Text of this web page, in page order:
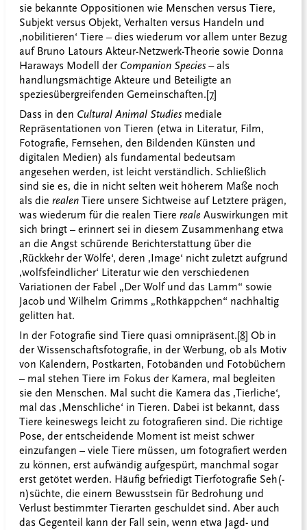
sie bekannte Oppositionen wie Menschen versus Tiere,
Subjekt versus Objekt, Verhalten versus Handeln und
‚nobilitieren‘ Tiere – dies wiederum vor allem unter Bezug
auf Bruno Latours Akteur-Netzwerk-Theorie sowie Donna
Haraways Modell der Companion Species – als
handlungsmächtige Akteure und Beteiligte an
speziesübergreifenden Gemeinschaften.[7]
Dass in den Cultural Animal Studies mediale
Repräsentationen von Tieren (etwa in Literatur, Film,
Fotografie, Fernsehen, den Bildenden Künsten und
digitalen Medien) als fundamental bedeutsam
angesehen werden, ist leicht verständlich. Schließlich
sind sie es, die in nicht selten weit höherem Maße noch
als die realen Tiere unsere Sichtweise auf Letztere prägen,
was wiederum für die realen Tiere reale Auswirkungen mit
sich bringt – erinnert sei in diesem Zusammenhang etwa
an die Angst schürende Berichterstattung über die
‚Rückkehr der Wölfe‘, deren ‚Image‘ nicht zuletzt aufgrund
‚wolfsfeindlicher‘ Literatur wie den verschiedenen
Variationen der Fabel „Der Wolf und das Lamm“ sowie
Jacob und Wilhelm Grimms „Rothkäppchen“ nachhaltig
gelitten hat.
In der Fotografie sind Tiere quasi omnipräsent.[8] Ob in
der Wissenschaftsfotografie, in der Werbung, ob als Motiv
von Kalendern, Postkarten, Fotobänden und Fotobüchern
– mal stehen Tiere im Fokus der Kamera, mal begleiten
sie den Menschen. Mal sucht die Kamera das ‚Tierliche‘,
mal das ‚Menschliche‘ in Tieren. Dabei ist bekannt, dass
Tiere keineswegs leicht zu fotografieren sind. Die richtige
Pose, der entscheidende Moment ist meist schwer
einzufangen – viele Tiere müssen, um fotografiert werden
zu können, erst aufwändig aufgespürt, manchmal sogar
erst getötet werden. Häufig befriedigt Tierfotografie Seh(-
n)süchte, die einem Bewusstsein für Bedrohung und
Verlust bestimmter Tierarten geschuldet sind. Aber auch
das Gegenteil kann der Fall sein, wenn etwa Jagd- und